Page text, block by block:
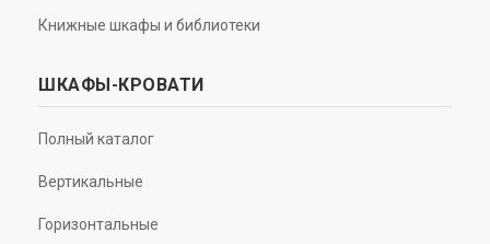
Книжные шкафы и библиотеки
ШКАФЫ-КРОВАТИ
Полный каталог
Вертикальные
Горизонтальные